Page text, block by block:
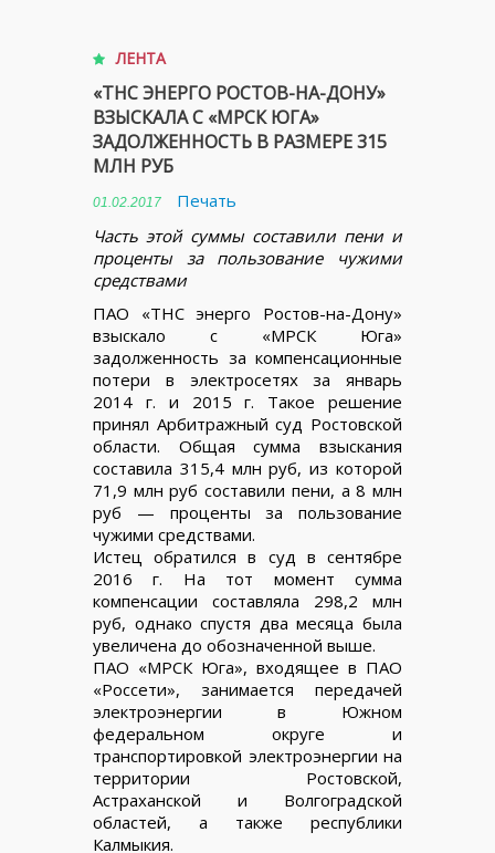
ЛЕНТА
«ТНС ЭНЕРГО РОСТОВ-НА-ДОНУ»
ВЗЫСКАЛА С «МРСК ЮГА»
ЗАДОЛЖЕННОСТЬ В РАЗМЕРЕ 315
МЛН РУБ
01.02.2017
Печать
Часть этой суммы составили пени и
проценты за пользование чужими
средствами
ПАО «ТНС энерго Ростов-на-Дону»
взыскало с «МРСК Юга»
задолженность за компенсационные
потери в электросетях за январь
2014 г. и 2015 г. Такое решение
принял Арбитражный суд Ростовской
области. Общая сумма взыскания
составила 315,4 млн руб, из которой
71,9 млн руб составили пени, а 8 млн
руб — проценты за пользование
чужими средствами.
Истец обратился в суд в сентябре
2016 г. На тот момент сумма
компенсации составляла 298,2 млн
руб, однако спустя два месяца была
увеличена до обозначенной выше.
ПАО «МРСК Юга», входящее в ПАО
«Россети», занимается передачей
электроэнергии в Южном
федеральном округе и
транспортировкой электроэнергии на
территории Ростовской,
Астраханской и Волгоградской
областей, а также республики
Калмыкия.